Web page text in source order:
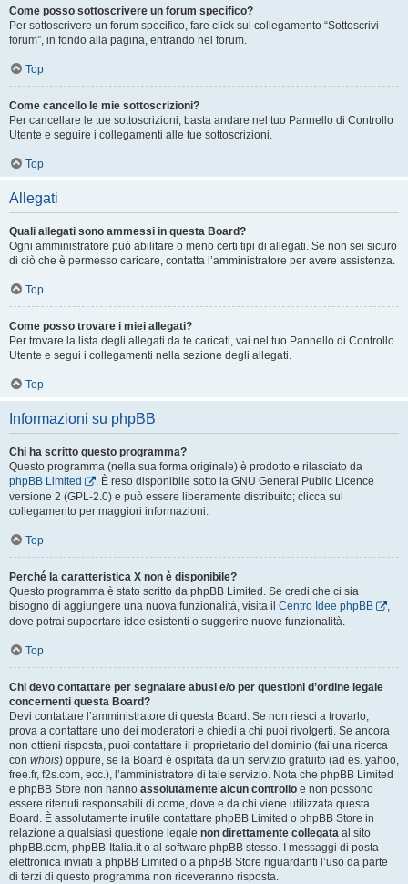
Come posso sottoscrivere un forum specifico?
Per sottoscrivere un forum specifico, fare click sul collegamento “Sottoscrivi
forum”, in fondo alla pagina, entrando nel forum.
Top
Come cancello le mie sottoscrizioni?
Per cancellare le tue sottoscrizioni, basta andare nel tuo Pannello di Controllo
Utente e seguire i collegamenti alle tue sottoscrizioni.
Top
Allegati
Quali allegati sono ammessi in questa Board?
Ogni amministratore può abilitare o meno certi tipi di allegati. Se non sei sicuro
di ciò che è permesso caricare, contatta l’amministratore per avere assistenza.
Top
Come posso trovare i miei allegati?
Per trovare la lista degli allegati da te caricati, vai nel tuo Pannello di Controllo
Utente e segui i collegamenti nella sezione degli allegati.
Top
Informazioni su phpBB
Chi ha scritto questo programma?
Questo programma (nella sua forma originale) è prodotto e rilasciato da
phpBB Limited
. È reso disponibile sotto la GNU General Public Licence
versione 2 (GPL-2.0) e può essere liberamente distribuito; clicca sul
collegamento per maggiori informazioni.
Top
Perché la caratteristica X non è disponibile?
Questo programma è stato scritto da phpBB Limited. Se credi che ci sia
bisogno di aggiungere una nuova funzionalità, visita il Centro Idee phpBB
,
dove potrai supportare idee esistenti o suggerire nuove funzionalità.
Top
Chi devo contattare per segnalare abusi e/o per questioni d’ordine legale
concernenti questa Board?
Devi contattare l’amministratore di questa Board. Se non riesci a trovarlo,
prova a contattare uno dei moderatori e chiedi a chi puoi rivolgerti. Se ancora
non ottieni risposta, puoi contattare il proprietario del dominio (fai una ricerca
con whois) oppure, se la Board è ospitata da un servizio gratuito (ad es. yahoo,
free.fr, f2s.com, ecc.), l’amministratore di tale servizio. Nota che phpBB Limited
e phpBB Store non hanno assolutamente alcun controllo e non possono
essere ritenuti responsabili di come, dove e da chi viene utilizzata questa
Board. È assolutamente inutile contattare phpBB Limited o phpBB Store in
relazione a qualsiasi questione legale non direttamente collegata al sito
phpBB.com, phpBB-Italia.it o al software phpBB stesso. I messaggi di posta
elettronica inviati a phpBB Limited o a phpBB Store riguardanti l’uso da parte
di terzi di questo programma non riceveranno risposta.